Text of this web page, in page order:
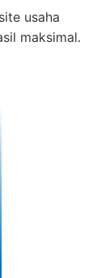
usaha
maksimal.